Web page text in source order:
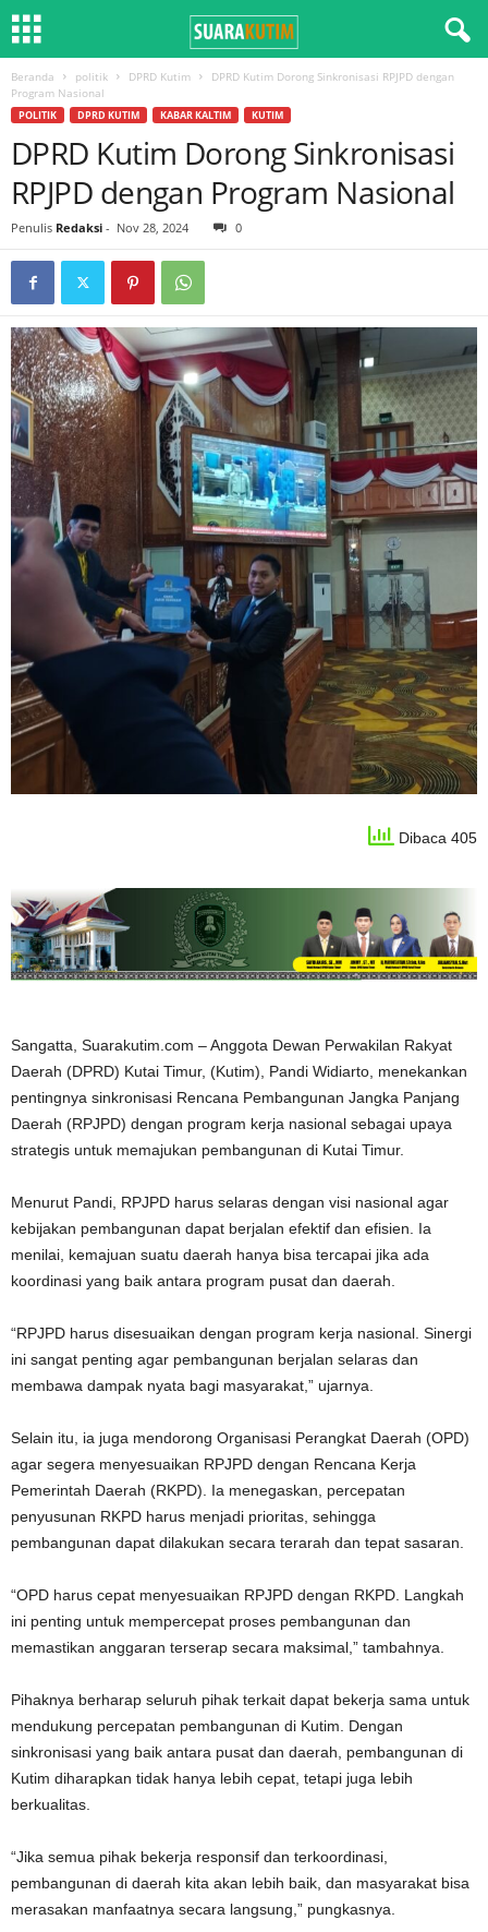
Beranda politik DPRD Kutim
DPRD Kutim Dorong Sinkronisasi RPJPD dengan
Program Nasional
POLITIK DPRD KUTIM KABAR KALTIM KUTIM
DPRD Kutim Dorong Sinkronisasi
RPJPD dengan Program Nasional
Penulis Redaksi - Nov 28, 2024 0
Dibaca 405
Sangatta, Suarakutim.com – Anggota Dewan Perwakilan Rakyat
Daerah (DPRD) Kutai Timur, (Kutim), Pandi Widiarto, menekankan
pentingnya sinkronisasi Rencana Pembangunan Jangka Panjang
Daerah (RPJPD) dengan program kerja nasional sebagai upaya
strategis untuk memajukan pembangunan di Kutai Timur.
Menurut Pandi, RPJPD harus selaras dengan visi nasional agar
kebijakan pembangunan dapat berjalan efektif dan efisien. Ia
menilai, kemajuan suatu daerah hanya bisa tercapai jika ada
koordinasi yang baik antara program pusat dan daerah.
“RPJPD harus disesuaikan dengan program kerja nasional. Sinergi
ini sangat penting agar pembangunan berjalan selaras dan
membawa dampak nyata bagi masyarakat,” ujarnya.
Selain itu, ia juga mendorong Organisasi Perangkat Daerah (OPD)
agar segera menyesuaikan RPJPD dengan Rencana Kerja
Pemerintah Daerah (RKPD). Ia menegaskan, percepatan
penyusunan RKPD harus menjadi prioritas, sehingga
pembangunan dapat dilakukan secara terarah dan tepat sasaran.
“OPD harus cepat menyesuaikan RPJPD dengan RKPD. Langkah
ini penting untuk mempercepat proses pembangunan dan
memastikan anggaran terserap secara maksimal,” tambahnya.
Pihaknya berharap seluruh pihak terkait dapat bekerja sama untuk
mendukung percepatan pembangunan di Kutim. Dengan
sinkronisasi yang baik antara pusat dan daerah, pembangunan di
Kutim diharapkan tidak hanya lebih cepat, tetapi juga lebih
berkualitas.
“Jika semua pihak bekerja responsif dan terkoordinasi,
pembangunan di daerah kita akan lebih baik, dan masyarakat bisa
merasakan manfaatnya secara langsung,” pungkasnya.